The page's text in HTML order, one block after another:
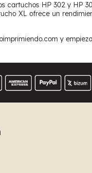
cartuchos HP 302 y HP
XL ofrece un
y